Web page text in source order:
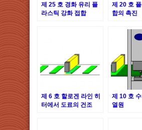
제 25 호 경화 유리 플
라스틱 강화 접합
제 20 호
합의 촉진
제 6 호 할로겐 라인 히
터에서 도료의 건조
제 10 호
열원